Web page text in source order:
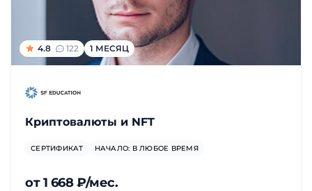
4.8 122 1 МЕСЯЦ
Криптовалюты и NFT
СЕРТИФИКАТ НАЧАЛО: В ЛЮБОЕ ВРЕМЯ
от 1 668 ₽/мес.